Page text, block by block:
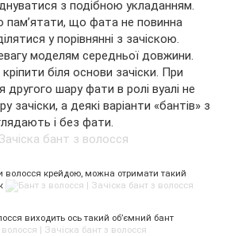
з подібною укладанням.
пам’ятати, що фата не повинна
у порівнянні з зачіскою.
моделям середньої довжини.
біля основи зачіски. При
шару фати в ролі вуалі не
зачіски, а деякі варіанти «бантів» з
і без фати.
волосся крейдою, можна отримати такий
виходить ось такий об’ємний бант